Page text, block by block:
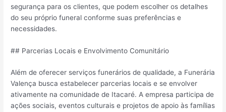
segurança para os clientes, que podem escolher os detalhes
do seu próprio funeral conforme suas preferências e
necessidades.
## Parcerias Locais e Envolvimento Comunitário
Além de oferecer serviços funerários de qualidade, a Funerária
Valença busca estabelecer parcerias locais e se envolver
ativamente na comunidade de Itacaré. A empresa participa de
ações sociais, eventos culturais e projetos de apoio às famílias